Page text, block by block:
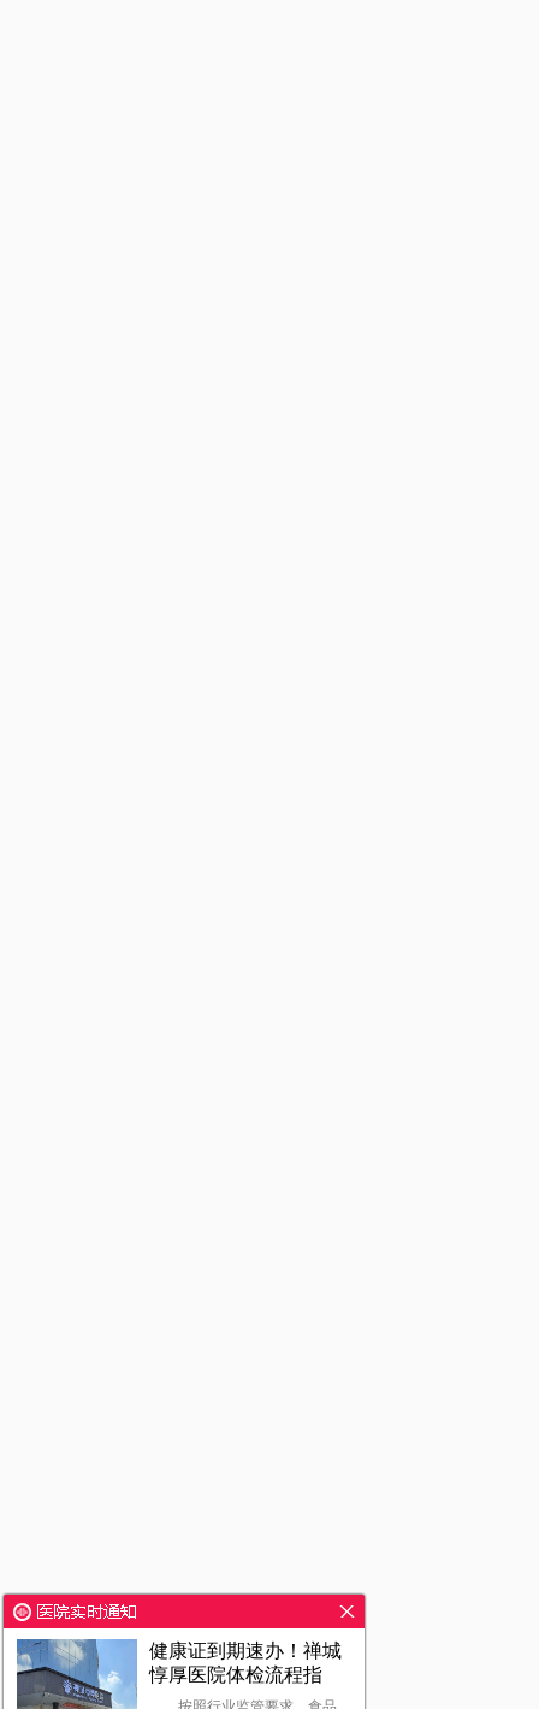
健康证到期速办！禅城
惇厚医院体检流程指